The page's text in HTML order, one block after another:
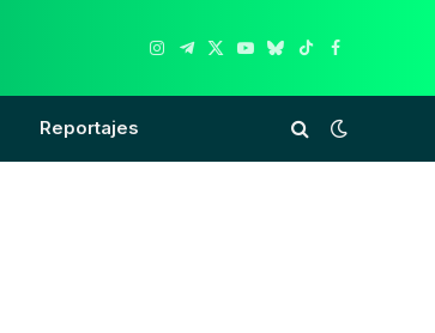
Instagram
Telegram
X
YouTube
Bluesky
TikTokFacebook
Reportajes